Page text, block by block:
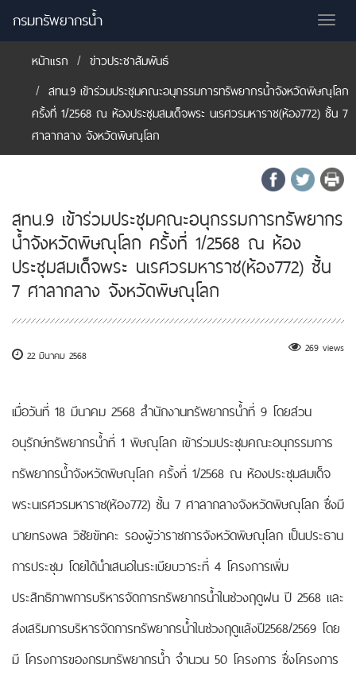
กรมทรัพยากรน้ำ
หน้าแรก
ข่าวประชาสัมพันธ์
สทน.9 เข้าร่วมประชุมคณะอนุกรรมการทรัพยากรน้ำจังหวัดพิษณุโลก
ครั้งที่ 1/2568 ณ ห้องประชุมสมเด็จพระ นเรศวรมหาราช(ห้อง772) ชั้น 7
ศาลากลาง จังหวัดพิษณุโลก
สทน.9 เข้าร่วมประชุมคณะอนุกรรมการทรัพยากร
น้ำจังหวัดพิษณุโลก ครั้งที่ 1/2568 ณ ห้อง
ประชุมสมเด็จพระ นเรศวรมหาราช(ห้อง772) ชั้น
7 ศาลากลาง จังหวัดพิษณุโลก
22 มีนาคม 2568 269 views
เมื่อวันที่ 18 มีนาคม 2568 สำนักงานทรัพยากรน้ำที่ 9 โดยส่วน
อนุรักษ์ทรัพยากรน้ำที่ 1 พิษณุโลก เข้าร่วมประชุมคณะอนุกรรมการ
ทรัพยากรน้ำจังหวัดพิษณุโลก ครั้งที่ 1/2568 ณ ห้องประชุมสมเด็จ
พระนเรศวรมหาราช(ห้อง772) ชั้น 7 ศาลากลางจังหวัดพิษณุโลก ซึ่งมี
นายทรงพล วิชัยขัทคะ รองผู้ว่าราชการจังหวัดพิษณุโลก เป็นประธาน
การประชุม โดยได้นำเสนอในระเบียบวาระที่ 4 โครงการเพิ่ม
ประสิทธิภาพการบริหารจัดการทรัพยากรน้ำในช่วงฤดูฝน ปี 2568 และ
ส่งเสริมการบริหารจัดการทรัพยากรน้ำในช่วงฤดูแล้งปี2568/2569 โดย
มี โครงการของกรมทรัพยากรน้ำ จำนวน 50 โครงการ ซึ่งโครงการ